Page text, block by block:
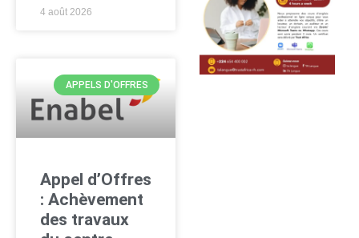
4 août 2026
APPELS D'OFFRES
Appel d’Offres
: Achèvement
des travaux